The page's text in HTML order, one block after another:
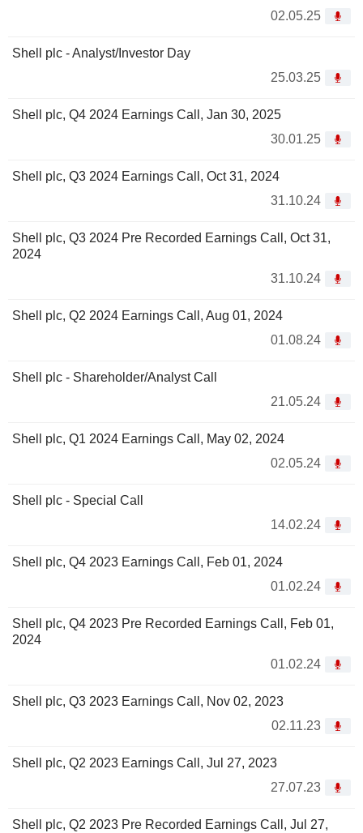
02.05.25
Shell plc - Analyst/Investor Day
25.03.25
Shell plc, Q4 2024 Earnings Call, Jan 30, 2025
30.01.25
Shell plc, Q3 2024 Earnings Call, Oct 31, 2024
31.10.24
Shell plc, Q3 2024 Pre Recorded Earnings Call, Oct 31,
2024
31.10.24
Shell plc, Q2 2024 Earnings Call, Aug 01, 2024
01.08.24
Shell plc - Shareholder/Analyst Call
21.05.24
Shell plc, Q1 2024 Earnings Call, May 02, 2024
02.05.24
Shell plc - Special Call
14.02.24
Shell plc, Q4 2023 Earnings Call, Feb 01, 2024
01.02.24
Shell plc, Q4 2023 Pre Recorded Earnings Call, Feb 01,
2024
01.02.24
Shell plc, Q3 2023 Earnings Call, Nov 02, 2023
02.11.23
Shell plc, Q2 2023 Earnings Call, Jul 27, 2023
27.07.23
Shell plc, Q2 2023 Pre Recorded Earnings Call, Jul 27,